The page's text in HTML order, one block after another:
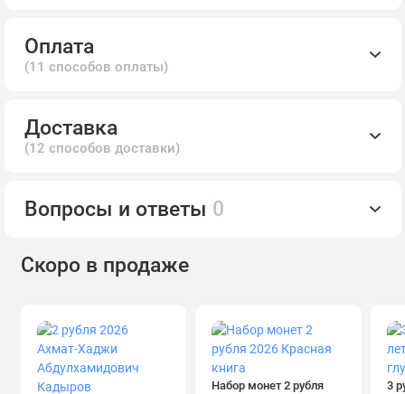
Оплата
(11 способов оплаты)
Доставка
(12 способов доставки)
Вопросы и ответы 0
Скоро в продаже
Набор монет 2 рубля
3